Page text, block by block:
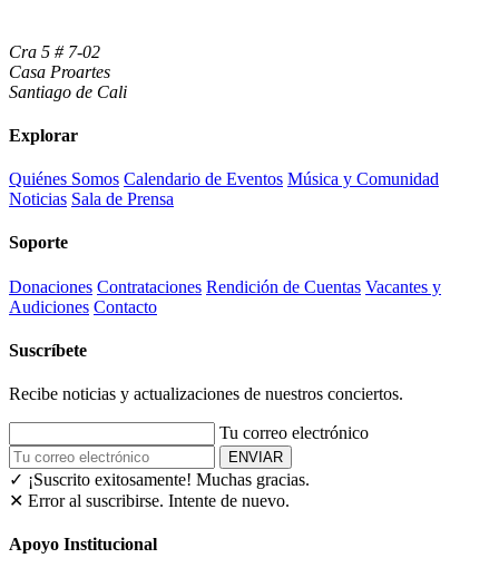
Cra 5 # 7-02
Casa Proartes
Santiago de Cali
Explorar
Quiénes Somos Calendario de Eventos Música y Comunidad
Noticias Sala de Prensa
Soporte
Donaciones Contrataciones Rendición de Cuentas Vacantes y
Audiciones Contacto
Suscríbete
Recibe noticias y actualizaciones de nuestros conciertos.
Tu correo electrónico
ENVIAR
✓ ¡Suscrito exitosamente! Muchas gracias.
✕ Error al suscribirse. Intente de nuevo.
Apoyo Institucional